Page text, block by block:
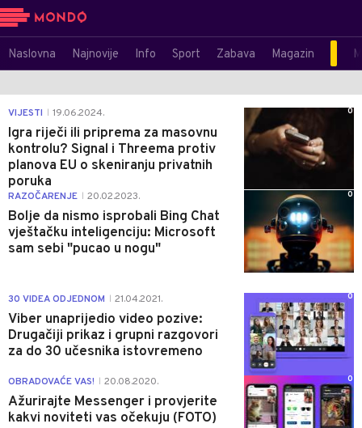
Naslovna Najnovije Info Sport Zabava Magazin
VIJESTI 19.06.2024.
Igra riječi ili priprema za masovnu
kontrolu? Signal i Threema protiv
planova EU o skeniranju privatnih
poruka
0
RAZOČARENJE 20.02.2023.
Bolje da nismo isprobali Bing Chat
vještačku inteligenciju: Microsoft
sam sebi "pucao u nogu"
0
30 VIDEA ODJEDNOM 21.04.2021.
Viber unaprijedio video pozive:
Drugačiji prikaz i grupni razgovori
za do 30 učesnika istovremeno
0
OBRADOVAĆE VAS! 20.08.2020.
Ažurirajte Messenger i provjerite
kakvi noviteti vas očekuju (FOTO)
0